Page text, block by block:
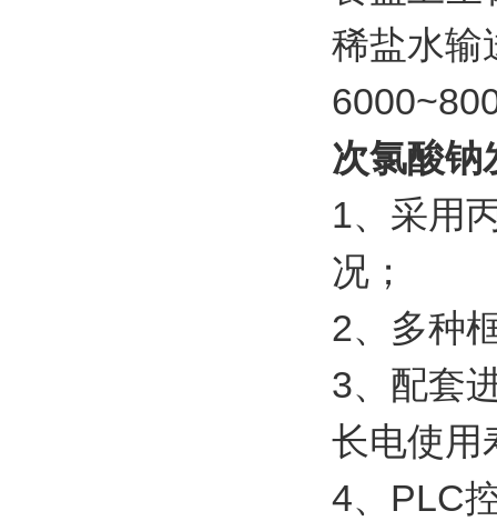
稀盐水输
次氯酸钠
1、采用
况；
2、多种
3、配套
长电使用
4、PLC